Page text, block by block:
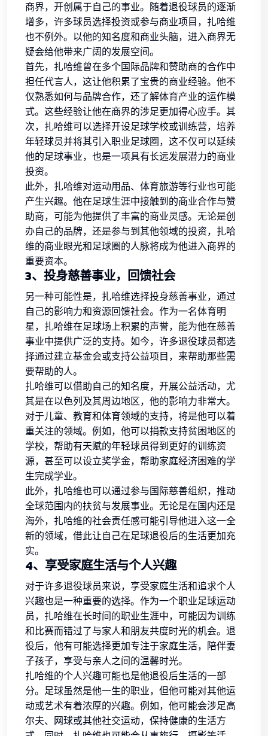
商界，开创属于自己的事业。随着退役球员的逐渐
增多，许多球员选择投资或参与商业项目，扎哈维
也不例外。以他的知名度和商业头脑，进入商界无
疑会给他带来广阔的发展空间。
首先，扎哈维曾在多个国际品牌和赞助商的合作中
担任代言人，这让他积累了宝贵的商业经验。他不
仅熟悉如何与品牌合作，还了解体育产业的运作模
式。这些经验让他在商界的涉足更加得心应手。其
次，扎哈维可以选择开设足球学校或训练营，培养
年轻球员并将其引入职业足球圈，这不仅可以延续
他的足球事业，也是一项具有长远发展潜力的商业
投资。
此外，扎哈维对运动用品、体育旅游等行业也可能
产生兴趣。他在足球生涯中接触到的商业合作与赞
助商，可能为他提供了丰富的商业灵感。无论是创
办自己的品牌，还是参与到其他领域的投资，扎哈
维的商业眼光和足球圈的人脉将成为他进入商界的
重要资本。
3、投身慈善事业，回馈社会
另一种可能性是，扎哈维选择投身慈善事业，通过
自己的影响力和资源回馈社会。作为一名体育明
星，扎哈维在足球场上积累的声誉，能为他在慈善
事业中提供广泛的支持。如今，许多退役球员都选
择通过建立基金会或支持公益项目，来帮助那些需
要帮助的人。
扎哈维可以借助自己的知名度，开展公益活动，尤
其是在以色列及其周边地区，他的影响力非常大。
对于儿童、教育和体育领域的支持，将是他可以着
重关注的领域。例如，他可以捐款支持贫困地区的
学校，帮助有天赋的年轻球员得到更好的训练资
源，甚至可以设立奖学金，帮助家庭经济困难的学
生完成学业。
此外，扎哈维也可以通过参与国际慈善组织，推动
全球范围内的扶贫与发展事业。无论是在国内还是
海外，扎哈维的社会责任感可能引导他进入这一全
新的领域，借此让自己在足球退役后的生活更加充
实。
4、享受家庭生活与个人兴趣
对于许多退役球员来说，享受家庭生活和追求个人
兴趣也是一种重要的选择。作为一个职业足球运动
员，扎哈维在长时间的职业生涯中，可能因为训练
和比赛而错过了与家人和朋友共度时光的机会。退
役后，他有可能选择更加专注于家庭生活，陪伴妻
子孩子，享受与亲人之间的温馨时光。
扎哈维的个人兴趣可能也是他退役后生活的一部
分。足球虽然是他一生的职业，但他可能对其他运
动或艺术有着浓厚的兴趣。例如，他可能会涉足高
尔夫、网球或其他社交运动，保持健康的生活方